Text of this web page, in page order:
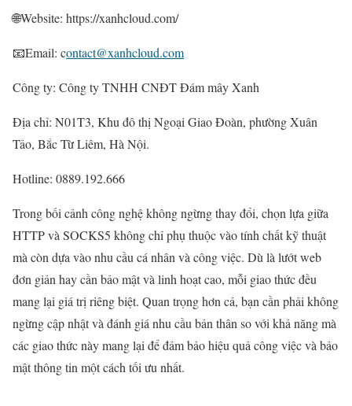
🌐Website: https://xanhcloud.com/
📧Email: contact@xanhcloud.com
Công ty: Công ty TNHH CNĐT Đám mây Xanh
Địa chỉ: N01T3, Khu đô thị Ngoại Giao Đoàn, phường Xuân
Tảo, Bắc Từ Liêm, Hà Nội.
Hotline: 0889.192.666
Trong bối cảnh công nghệ không ngừng thay đổi, chọn lựa giữa
HTTP và SOCKS5 không chỉ phụ thuộc vào tính chất kỹ thuật
mà còn dựa vào nhu cầu cá nhân và công việc. Dù là lướt web
đơn giản hay cần bảo mật và linh hoạt cao, mỗi giao thức đều
mang lại giá trị riêng biệt. Quan trọng hơn cả, bạn cần phải không
ngừng cập nhật và đánh giá nhu cầu bản thân so với khả năng mà
các giao thức này mang lại để đảm bảo hiệu quả công việc và bảo
mật thông tin một cách tối ưu nhất.